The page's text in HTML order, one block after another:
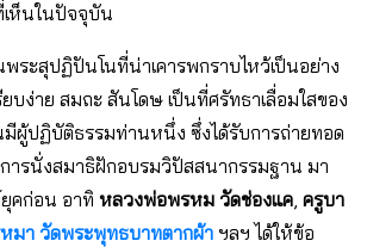
ห็นในปัจจุบัน
ระสุปฏิปันโนที่น่าเคารพกราบไหว้เป็นอย่าง
บง่าย สมถะ สันโดษ เป็นที่ศรัทธาเลื่อมใสของ
ผู้ปฏิบัติธรรมท่านหนึ่ง ซึ่งได้รับการถ่ายทอด
ารนั่งสมาธิฝักอบรมวิปัสสนากรรมฐาน มา
ยุคก่อน อาทิ หลวงพ่อพรหม วัดช่องแค, ครูบา
มา วัดพระพุทธบาทตากผ้า ฯลฯ ได้ให้ข้อ